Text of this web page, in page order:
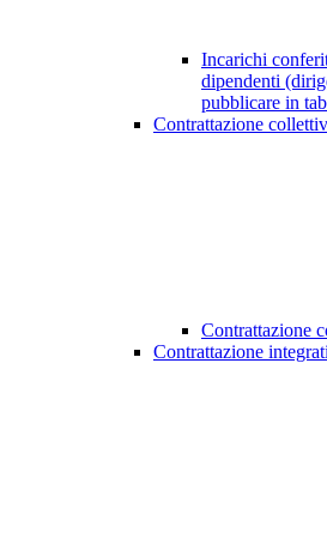
Incarichi
dipendenti
pubblicare in
Contrattazione
Contrattazione
Contrattazione